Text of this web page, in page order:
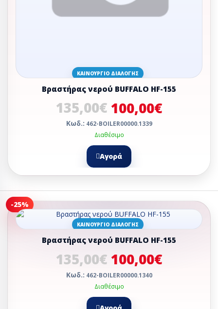
ΚΑΙΝΟΎΡΓΙΟ ΔΙΑΛΟΓΉΣ
Βραστήρας νερού BUFFALO HF-155
135,00€ 100,00€
Κωδ.: 462-BOILER00000.1339
Διαθέσιμο
Αγορά
-25%
ΚΑΙΝΟΎΡΓΙΟ ΔΙΑΛΟΓΉΣ
Βραστήρας νερού BUFFALO HF-155
135,00€ 100,00€
Κωδ.: 462-BOILER00000.1340
Διαθέσιμο